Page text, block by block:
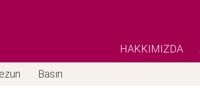
HAKKIMIZDA
Basın